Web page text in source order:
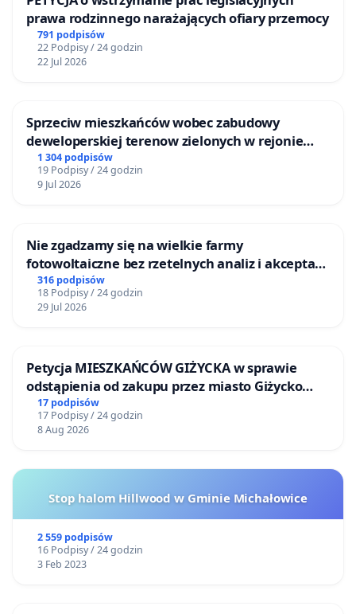
Szacowane oszczędności emisji CO₂ w przypadku
przejęcia części ruchu drogowego przez kolej
Źródła danych i założenia:
· Dane o natężeniu ruchu (SDRR): Generalny Pomiar
Ruchu 2020/2021, pismo GDDKiA (Oddział Kraków).
Odcinek: DK28 km 1+064 – 12+667 (Zator–Wadowice),
SDRR):
o Samochody osobowe i mikrobusy: 6 839 poj./dobę
o Samochody ciężarowe lekkie: 919 poj./dobę
o Samochody ciężarowe z przyczepami: 672 poj./dobę
o Autobusy: 22 poj./dobę
(motocykle i ciągniki rolnicze pominięte z uwagi na
marginalny udział oraz brak odpowiednich wskaźników
Wskaźniki emisji (wg literatury i raportów
transportowych, m.in. Europejska Agencja Środowiska,
KOBiZE):
· Samochód osobowy: 0,18 kg CO₂/km (180 g/km)
prawa rodzinnego narażających ofiary przemocy
791 podpisów
22 Podpisy / 24 godzin
22 Jul 2026
Sprzeciw mieszkańców wobec zabudowy
deweloperskiej terenow zielonych w rejonie
Bulwarów Straceńskich w Bielsku-Białej
1 304 podpisów
19 Podpisy / 24 godzin
9 Jul 2026
Nie zgadzamy się na wielkie farmy
fotowoltaiczne bez rzetelnych analiz i akceptacji
mieszkańców
316 podpisów
18 Podpisy / 24 godzin
29 Jul 2026
Petycja MIESZKAŃCÓW GIŻYCKA w sprawie
odstąpienia od zakupu przez miasto Giżycko
nieruchomości położonej nad jeziorem Niegocin
17 podpisów
17 Podpisy / 24 godzin
8 Aug 2026
Stop halom Hillwood w Gminie Michałowice
2 559 podpisów
16 Podpisy / 24 godzin
3 Feb 2023